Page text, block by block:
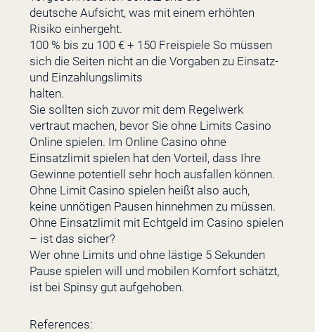
deutsche Aufsicht, was mit einem erhöhten
Risiko einhergeht.
100 % bis zu 100 € + 150 Freispiele So müssen
sich die Seiten nicht an die Vorgaben zu Einsatz-
und Einzahlungslimits
halten.
Sie sollten sich zuvor mit dem Regelwerk
vertraut machen, bevor Sie ohne Limits Casino
Online spielen. Im Online Casino ohne
Einsatzlimit spielen hat den Vorteil, dass Ihre
Gewinne potentiell sehr hoch ausfallen können.
Ohne Limit Casino spielen heißt also auch,
keine unnötigen Pausen hinnehmen zu müssen.
Ohne Einsatzlimit mit Echtgeld im Casino spielen
– ist das sicher?
Wer ohne Limits und ohne lästige 5 Sekunden
Pause spielen will und mobilen Komfort schätzt,
ist bei Spinsy gut aufgehoben.
References: